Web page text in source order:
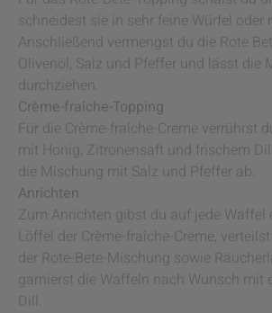
schneidest sie in sehr feine Würfel oder
Anschließend vermengst du die Rote
Olivenöl, Salz und Pfeffer und lässt die
durchziehen.
Crème-fraîche-Topping
Für die Crème-fraîche-Creme verrührst
mit Honig, Zitronensaft und frischem
die Mischung mit Salz und Pfeffer ab.
Anrichten
Zum Anrichten gibst du auf jede Waffel
Löffel der Crème-fraîche-Creme,
der Rote-Bete-Mischung sowie
garnierst die Waffeln nach Wunsch mit
Dill.